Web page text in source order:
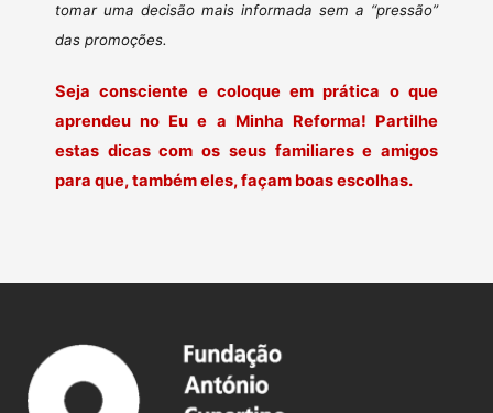
tomar uma decisão mais informada sem a “pressão”
das promoções.
Seja consciente e coloque em prática o que
aprendeu no Eu e a Minha Reforma! Partilhe
estas dicas com os seus familiares e amigos
para que, também eles, façam boas escolhas.